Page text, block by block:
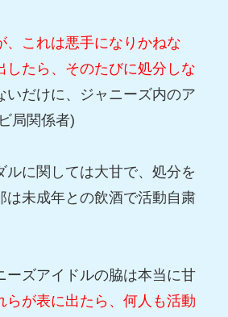
、これは悪手になりかねな
たら、そのたびに処分しな
いだけに、ジャニーズ内のア
局関係者)
に関しては大甘で、処分を
は未成年との飲酒で活動自粛
ーズアイドルの脇は本当に甘
が表に出たら、何人も活動